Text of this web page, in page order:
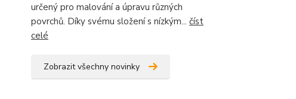
určený pro malování a úpravu různých
povrchů. Díky svému složení s nízkým... číst
celé
Zobrazit všechny novinky